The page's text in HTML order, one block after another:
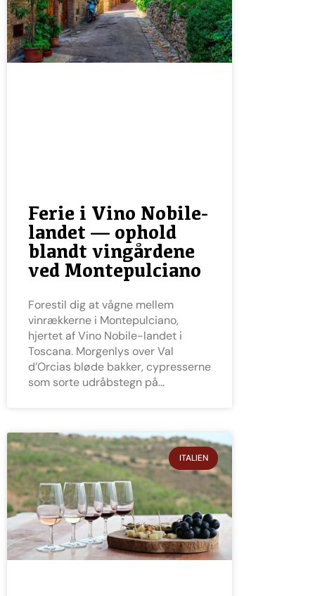
Ferie i Vino Nobile-
landet — ophold
blandt vingårdene
ved Montepulciano
Forestil dig at vågne mellem
vinrækkerne i Montepulciano,
hjertet af Vino Nobile-landet i
Toscana. Morgenlys over Val
d’Orcias bløde bakker, cypresserne
som sorte udråbstegn på
ITALIEN